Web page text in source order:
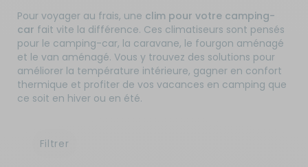
Pour voyager au frais, une clim pour votre camping-
car fait vite la différence. Ces climatiseurs sont pensés
pour le camping-car, la caravane, le fourgon aménagé
et le van aménagé. Vous y trouvez des solutions pour
améliorer la température intérieure, gagner en confort
thermique et profiter de vos vacances en camping que
ce soit en hiver ou en été.
Filtrer